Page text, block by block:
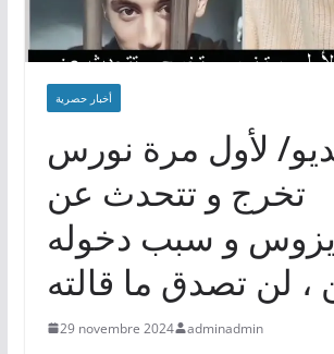
أخبار حصرية
لأول مرة نورس
تخرج و تتحدث عن
و سبب دخوله
لن تصدق ما قالته
29 novembre 2024 adminadmin